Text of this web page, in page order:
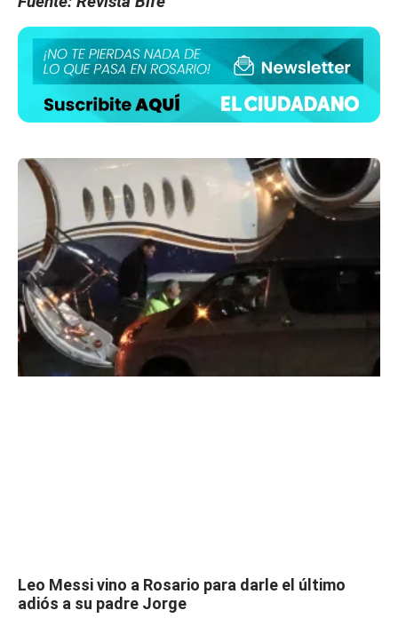
Leo Messi vino a Rosario para darle el último
adiós a su padre Jorge